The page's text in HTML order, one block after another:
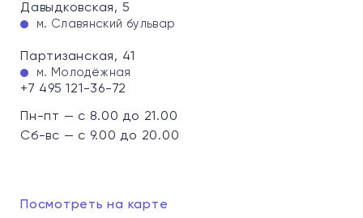
Давыдковская, 5
м. Славянский бульвар
Партизанская, 41
м. Молодёжная
+7 495 121-36-72
Пн-пт — с 8.00 до 21.00
Сб-вс — с 9.00 до 20.00
Посмотреть на карте